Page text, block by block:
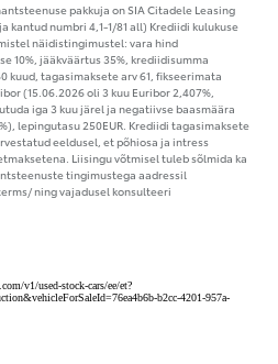
pakkuja on SIA Citadele Leasing
numbri 4,1-1/81 all) Krediidi kulukuse
näidistingimustel: vara hind
10%, jääkväärtus 35%, krediidisumma
kuud, tagasimaksete arv 61, fikseerimata
(15.06.2026 oli 3 kuu Euribor 2,407%,
iga 3 kuu järel ja negatiivse baasmäära
lepingutasu 250EUR. Krediidi tagasimaksete
eeldusel, et põhiosa ja intress
Liisingu võtmisel tuleb sõlmida ka
tingimustega aadressil
ning vajadusel konsulteeri
v1/used-stock-cars/ee/et?
b2cc-4201-957a-